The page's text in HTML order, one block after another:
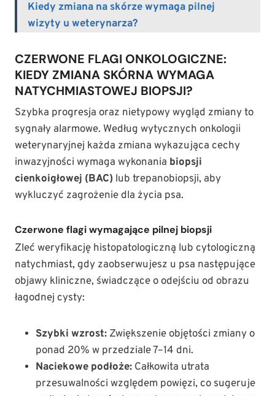
Kiedy zmiana na skórze wymaga pilnej
wizyty u weterynarza?
CZERWONE FLAGI ONKOLOGICZNE:
KIEDY ZMIANA SKÓRNA WYMAGA
NATYCHMIASTOWEJ BIOPSJI?
Szybka progresja oraz nietypowy wygląd zmiany to
sygnały alarmowe. Według wytycznych onkologii
weterynaryjnej każda zmiana wykazująca cechy
inwazyjności wymaga wykonania biopsji
cienkoigłowej (BAC) lub trepanobiopsji, aby
wykluczyć zagrożenie dla życia psa.
Czerwone flagi wymagające pilnej biopsji
Zleć weryfikację histopatologiczną lub cytologiczną
natychmiast, gdy zaobserwujesz u psa następujące
objawy kliniczne, świadczące o odejściu od obrazu
łagodnej cysty:
Szybki wzrost: Zwiększenie objętości zmiany o
ponad 20% w przedziale 7–14 dni.
Naciekowe podłoże: Całkowita utrata
przesuwalności względem powięzi, co sugeruje